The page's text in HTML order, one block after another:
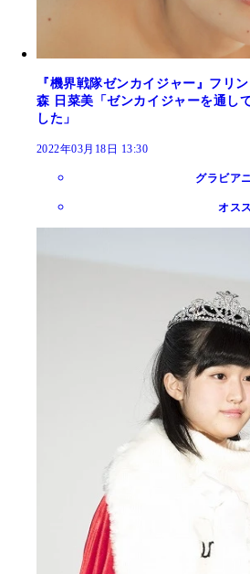
『機界戦隊ゼンカイジャー』フリ
森 日菜美「ゼンカイジャーを通し
した」
2022年03月18日 13:30
グラビア
オス